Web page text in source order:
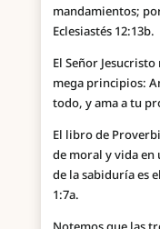
mandamientos;
Eclesiastés 12:13b.
El Señor
mega principios:
todo, y ama a tu
El libro de
de moral y vida
de la sabiduría es
1:7a.